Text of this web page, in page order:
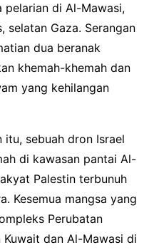
pelarian di Al-Mawasi,
selatan Gaza. Serangan
dua beranak
khemah-khemah dan
yang kehilangan
sebuah dron Israel
di kawasan pantai Al-
Palestin terbunuh
Kesemua mangsa yang
Perubatan
dan Al-Mawasi di